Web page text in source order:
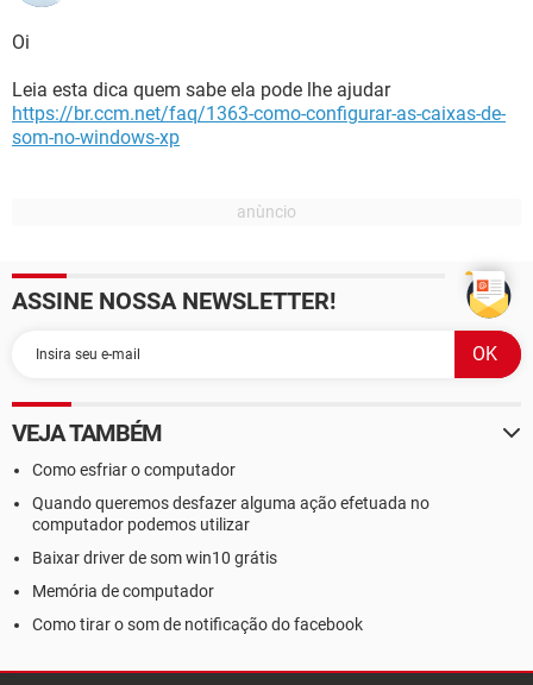
Oi
Leia esta dica quem sabe ela pode lhe ajudar
https://br.ccm.net/faq/1363-como-configurar-as-caixas-de-
som-no-windows-xp
ASSINE NOSSA NEWSLETTER!
VEJA TAMBÉM
Como esfriar o computador
Quando queremos desfazer alguma ação efetuada no
computador podemos utilizar
Baixar driver de som win10 grátis
Memória de computador
Como tirar o som de notificação do facebook